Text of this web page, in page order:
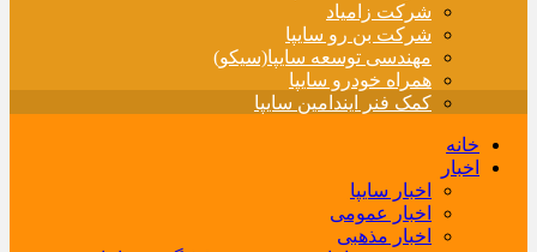
شرکت زامیاد
شرکت بن رو سایپا
مهندسی توسعه سایپا(سیکو)
همراه خودرو سایپا
کمک فنر ایندامین سایپا
خانه
اخبار
اخبار سایپا
اخبار عمومی
اخبار مذهبی